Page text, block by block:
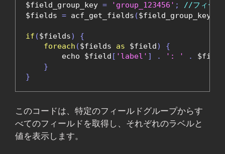
$field_group_key = 'group_123456' ;
//フィール
$fields = acf_get_fields ($field_group_key
if ($fields)
{
foreach ($fields as $field)
{
        echo $field
[ 'label' ] . ': ' . $field
}
}
このコードは、特定のフィールドグループからす
べてのフィールドを取得し、それぞれのラベルと
値を表示します。